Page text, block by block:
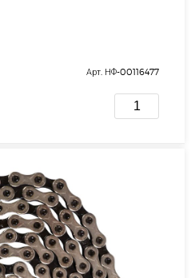
Арт. НФ-00116477